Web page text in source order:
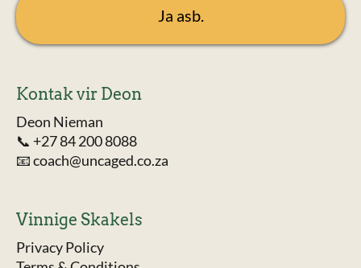
Ja asb.
Kontak vir Deon
Deon Nieman
📞 +27 84 200 8088
📧coach@uncaged.co.za
Vinnige Skakels
Privacy Policy